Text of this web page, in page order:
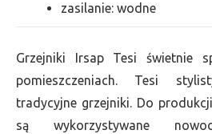
zasilanie: wodne
Grzejniki Irsap Tesi świetnie
pomieszczeniach. Tesi
tradycyjne grzejniki. Do
są wykorzystywane